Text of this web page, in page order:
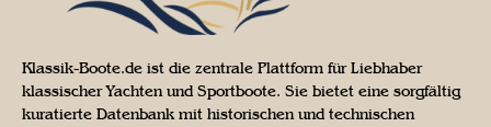
Klassik-Boote.de ist die zentrale Plattform für Liebhaber
klassischer Yachten und Sportboote. Sie bietet eine sorgfältig
kuratierte Datenbank mit historischen und technischen